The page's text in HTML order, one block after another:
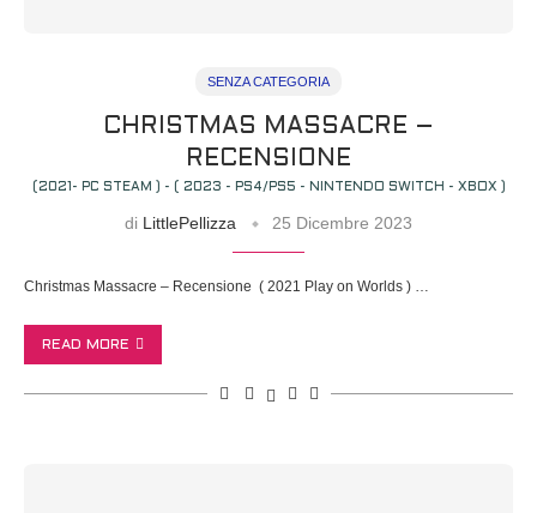
SENZA CATEGORIA
CHRISTMAS MASSACRE –
RECENSIONE
(2021- PC STEAM ) - ( 2023 - PS4/PS5 - NINTENDO SWITCH - XBOX )
di LittlePellizza 25 Dicembre 2023
Christmas Massacre – Recensione ( 2021 Play on Worlds ) …
READ MORE